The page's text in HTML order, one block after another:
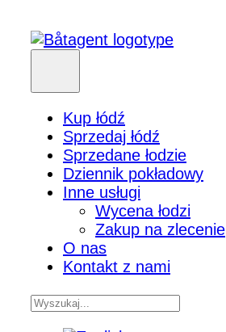
Kup łódź
Sprzedaj łódź
Sprzedane łodzie
Dziennik pokładowy
Inne usługi
Wycena łodzi
Zakup na zlecenie
O nas
Kontakt z nami